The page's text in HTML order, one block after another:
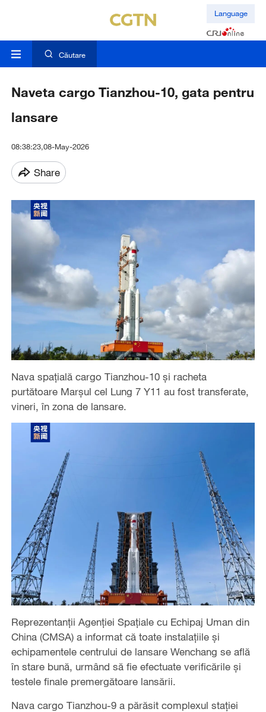
Language
Căutare
Naveta cargo Tianzhou-10, gata pentru
lansare
08:38:23,08-May-2026
Share
Nava spațială cargo Tianzhou-10 și racheta
purtătoare Marșul cel Lung 7 Y11 au fost transferate,
vineri, în zona de lansare.
Reprezentanții Agenției Spațiale cu Echipaj Uman din
China (CMSA) a informat că toate instalațiile și
echipamentele centrului de lansare Wenchang se află
în stare bună, urmând să fie efectuate verificările și
testele finale premergătoare lansării.
Nava cargo Tianzhou-9 a părăsit complexul stației